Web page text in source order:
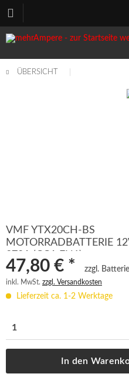
ÜBERSICHT
VMF YTX20CH-BS
MOTORRADBATTERIE
47,80 € * zzgl.
inkl. MwSt. zzgl. Versandkosten
Lieferzeit ca. 1-2 Werktage
In den